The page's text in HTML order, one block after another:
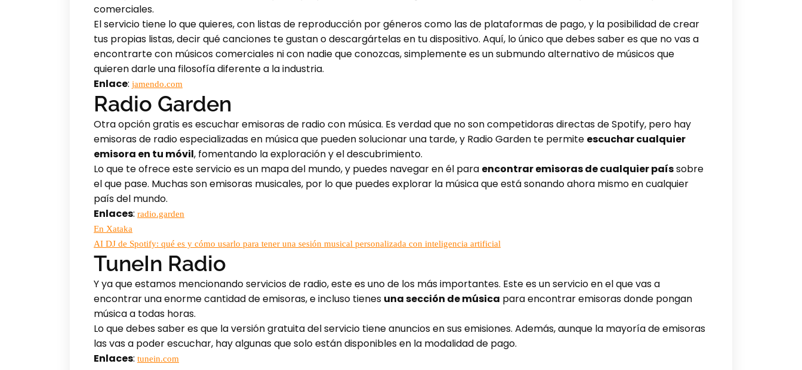
comerciales.
El servicio tiene lo que quieres, con listas de reproducción por géneros como las de plataformas de pago, y la posibilidad de crear
tus propias listas, decir qué canciones te gustan o descargártelas en tu dispositivo. Aquí, lo único que debes saber es que no vas a
encontrarte con músicos comerciales ni con nadie que conozcas, simplemente es un submundo alternativo de músicos que
quieren darle una filosofía diferente a la industria.
Enlace: jamendo.com
Radio Garden
Otra opción gratis es escuchar emisoras de radio con música. Es verdad que no son competidoras directas de Spotify, pero hay
emisoras de radio especializadas en música que pueden solucionar una tarde, y Radio Garden te permite escuchar cualquier
emisora en tu móvil, fomentando la exploración y el descubrimiento.
Lo que te ofrece este servicio es un mapa del mundo, y puedes navegar en él para encontrar emisoras de cualquier paíssobre
el que pase. Muchas son emisoras musicales, por lo que puedes explorar la música que está sonando ahora mismo en cualquier
país del mundo.
Enlaces: radio.garden
En Xataka
AI DJ de Spotify: qué es y cómo usarlo para tener una sesión musical personalizada con inteligencia artificial
TuneIn Radio
Y ya que estamos mencionando servicios de radio, este es uno de los más importantes. Este es un servicio en el que vas a
encontrar una enorme cantidad de emisoras, e incluso tienes una sección de música para encontrar emisoras donde pongan
música a todas horas.
Lo que debes saber es que la versión gratuita del servicio tiene anuncios en sus emisiones. Además, aunque la mayoría de emisoras
las vas a poder escuchar, hay algunas que solo están disponibles en la modalidad de pago.
Enlaces: tunein.com